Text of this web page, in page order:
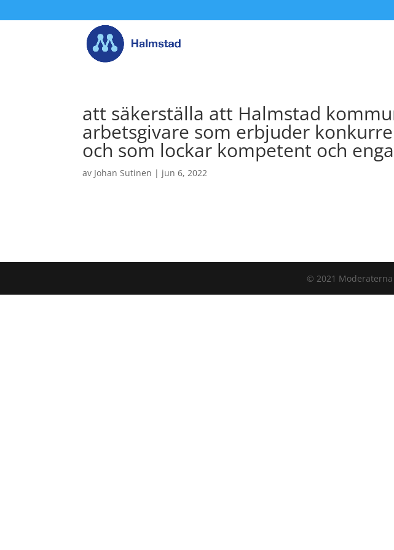
att säkerställa att Halmstad
arbetsgivare som erbjuder
och som lockar kompetent och
av Johan Sutinen | jun 6, 2022
© 2021